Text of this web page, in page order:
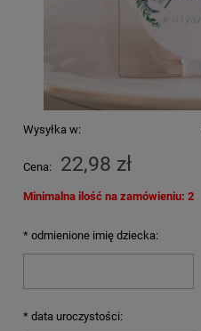
Wysyłka w:
Cena: 22,98 zł
Minimalna ilość na zamówieniu: 2
* odmienione imię dziecka:
* data uroczystości: